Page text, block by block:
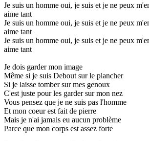
Je suis un homme oui, je suis et je ne peux
aime tant
Je suis un homme oui, je suis et je ne peux
aime tant
Je suis un homme oui, je suis et je ne peux
aime tant
Je dois garder mon image
Même si je suis Debout sur le plancher
Si je laisse tomber sur mes genoux
C'est juste pour les garder sur mon nez
Vous pensez que je ne suis pas l'homme
Et mon coeur est fait de pierre
Mais je n'ai jamais eu aucun problème
Parce que mon corps est assez forte